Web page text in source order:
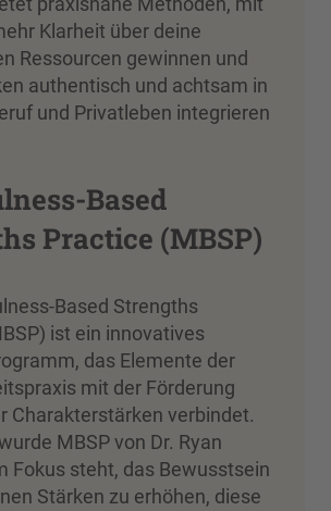
Klarheit über deine
Ressourcen gewinnen und
authentisch und achtsam in
und Privatleben integrieren
Based
Practice (MBSP)
Based Strengths
ist ein innovatives
das Elemente der
mit der Förderung
Charakterstärken verbindet.
MBSP von Dr. Ryan
Fokus steht, das Bewusstsein
Stärken zu erhöhen, diese